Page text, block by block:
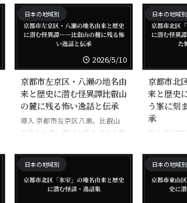
を先に保存する。 深草は、古代
...
に、その土
記 ...
線道路、果樹園の名残が重なって
見えるはずです。だが、この地名
をただの西山の一角として眺めて
いるだけでは、足元に沈んだ古層
域から丹波へ抜ける交通の節目に
あり、古くから都と山陰を結ぶ道
筋の背後に置かれてきました。さ
らにその北西には老ノ坂峠が横た
わり、峠の名は、都を出入りする
人と物の流れだけでなく、病、
ろうか？ この土地の「境目」と
いう性格そのものが、すでに静か
な ...
地図を見れ
地、病院や
の風景に
いうものは
向きは穏
川の流れ、
た場所、境
が、音もな
ることがあ
例外ではな
か？ 「沓
配がある。
日本の地域別
2026/5/10
京都市左京区・八瀬の地名由
来と歴史に潜む怪異譚――比叡山
の麓に残る怖い逸話と伝承
導入 京都市左京区八瀬。比叡山
の東の山裾、鴨川水系の流れを集
名は静かに置かれています。観光
地としての八瀬を知る人には、ケ
ーブルやロープウェー、比叡山へ
の玄関口としての印象が先に立つ
日本の地域別
京都市北
来と歴史
う峯に刻
承
導入 京都
と濃くなる
う地名があ
寺社、静
つが、その
日本の地域別 日本の地域別